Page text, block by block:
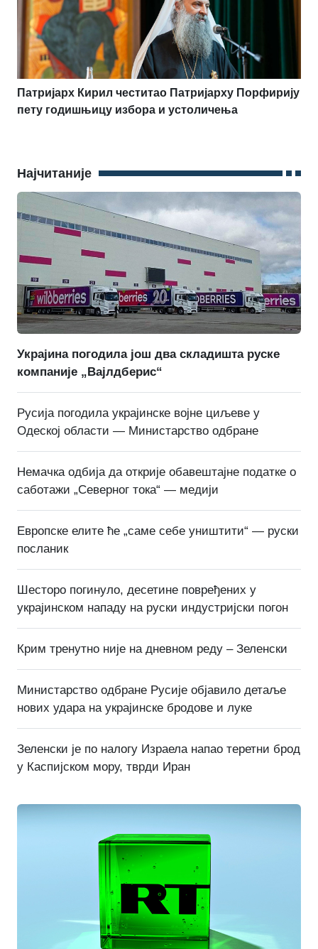
Патријарх Кирил честитао Патријарху Порфирију
пету годишњицу избора и устоличења
Најчитаније
Украјина погодила још два складишта руске
компаније „Вајлдберис“
Русија погодила украјинске војне циљеве у
Одеској области — Министарство одбране
Немачка одбија да открије обавештајне податке о
саботажи „Северног тока“ — медији
Европске елите ће „саме себе уништити“ — руски
посланик
Шесторо погинуло, десетине повређених у
украјинском нападу на руски индустријски погон
Крим тренутно није на дневном реду – Зеленски
Министарство одбране Русије објавило детаље
нових удара на украјинске бродове и луке
Зеленски је по налогу Израела напао теретни брод
у Каспијском мору, тврди Иран